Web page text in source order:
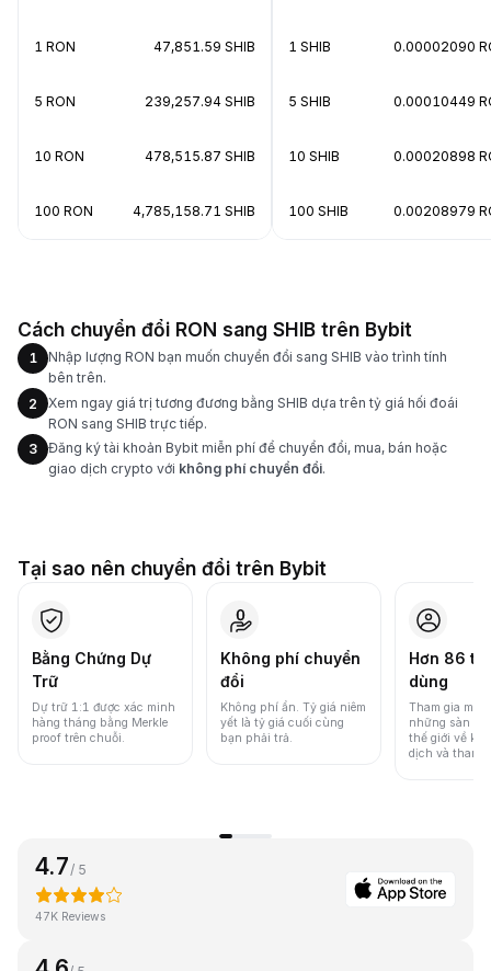
1 RON 47,851.59 SHIB
5 RON 239,257.94 SHIB
10 RON 478,515.87 SHIB
100 RON 4,785,158.71 SHIB
1 SHIB 0.00002090
5 SHIB 0.00010449
10 SHIB 0.00020898
100 SHIB 0.00208979
Cách chuyển đổi RON sang SHIB trên Bybit
1
Nhập lượng RON bạn muốn chuyển đổi sang SHIB vào trình tính
bên trên.
2
Xem ngay giá trị tương đương bằng SHIB dựa trên tỷ giá hối đoái
RON sang SHIB trực tiếp.
3
Đăng ký tài khoản Bybit miễn phí để chuyển đổi, mua, bán hoặc
giao dịch crypto với không phí chuyển đổi.
Tại sao nên chuyển đổi trên Bybit
Bằng Chứng Dự
Trữ
Dự trữ 1:1 được xác minh
hàng tháng bằng Merkle
proof trên chuỗi.
Không phí chuyển
đổi
Không phí ẩn. Tỷ giá niêm
yết là tỷ giá cuối cùng
bạn phải trả.
Hơn 86
dùng
Tham gia một
những sàn
thế giới về
dịch và thanh
4.7/ 5
47K Reviews